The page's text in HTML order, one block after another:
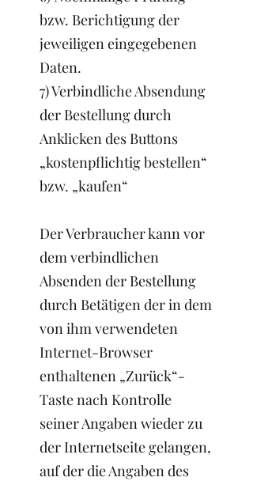
bzw. Berichtigung der
jeweiligen eingegebenen
Daten.
7) Verbindliche Absendung
der Bestellung durch
Anklicken des Buttons
„kostenpflichtig bestellen“
bzw. „kaufen“
Der Verbraucher kann vor
dem verbindlichen
Absenden der Bestellung
durch Betätigen der in dem
von ihm verwendeten
Internet-Browser
enthaltenen „Zurück“-
Taste nach Kontrolle
seiner Angaben wieder zu
der Internetseite gelangen,
auf der die Angaben des